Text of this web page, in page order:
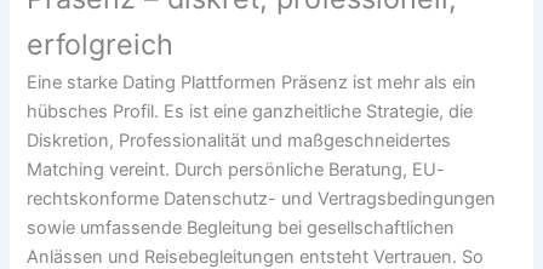
erfolgreich
Eine starke Dating Plattformen Präsenz ist mehr als ein
hübsches Profil. Es ist eine ganzheitliche Strategie, die
Diskretion, Professionalität und maßgeschneidertes
Matching vereint. Durch persönliche Beratung, EU-
rechtskonforme Datenschutz- und Vertragsbedingungen
sowie umfassende Begleitung bei gesellschaftlichen
Anlässen und Reisebegleitungen entsteht Vertrauen. So